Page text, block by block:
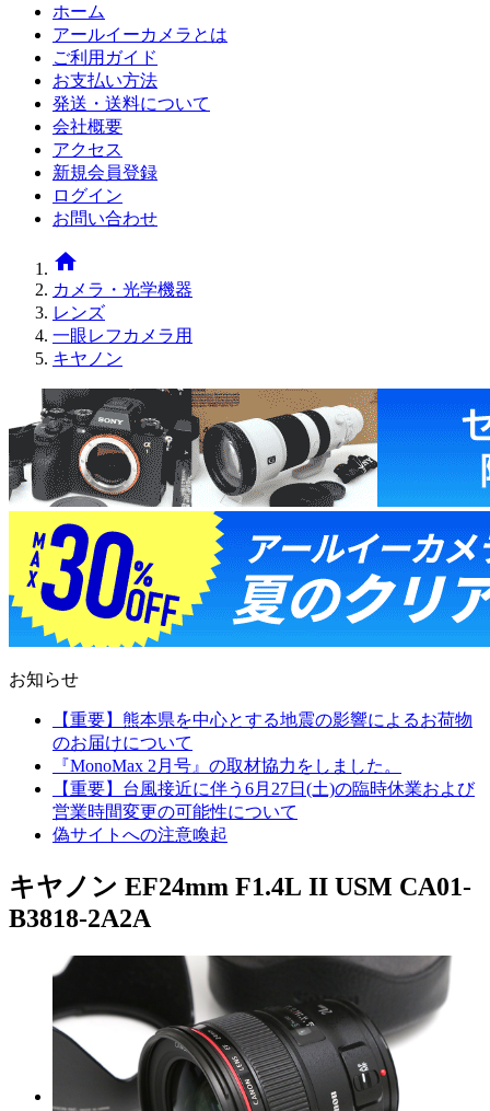
ホーム
アールイーカメラとは
ご利用ガイド
お支払い方法
発送・送料について
会社概要
アクセス
新規会員登録
ログイン
お問い合わせ
home
カメラ・光学機器
レンズ
一眼レフカメラ用
キヤノン
お知らせ
【重要】熊本県を中心とする地震の影響によるお荷物
のお届けについて
『MonoMax 2月号』の取材協力をしました。
【重要】台風接近に伴う6月27日(土)の臨時休業および
営業時間変更の可能性について
偽サイトへの注意喚起
キヤノン EF24mm F1.4L II USM CA01-
B3818-2A2A